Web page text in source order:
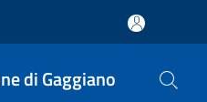
di Gaggiano